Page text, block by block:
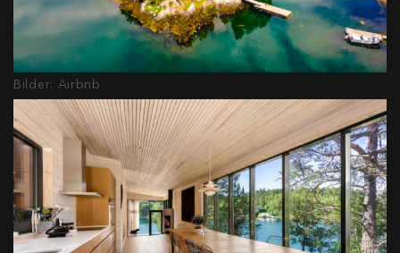
Bilder: Airbnb